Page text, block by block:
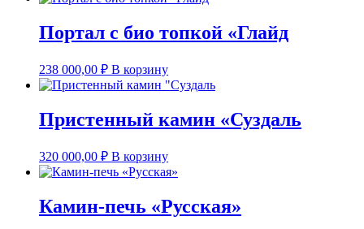
Портал с био топкой «Глайд
238 000,00 ₽ В корзину
Пристенный камин «Суздаль
320 000,00 ₽ В корзину
Камин-печь «Русская»